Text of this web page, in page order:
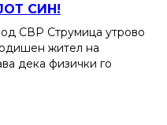
СИН!
СВР Струмица утрово
жител на
дека физички го